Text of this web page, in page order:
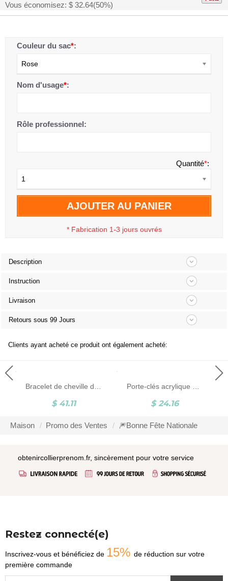
Vous économisez: $ 32.64(50%)
Couleur du sac*:
Rose
Nom d'usage*:
Rôle professionnel:
Quantité*:
1
AJOUTER AU PANIER
* Fabrication 1-3 jours ouvrés
Description
Instruction
Livraison
Retours sous 99 Jours
Clients ayant acheté ce produit ont également acheté:
$ 41.11 $ 24.16
Maison Promo des Ventes 🎆Bonne Fête Nationale
obtenircollierprenom.fr, sincèrement pour votre service
Restez connecté(e)
Inscrivez-vous et bénéficiez de 15% de réduction sur votre
première commande